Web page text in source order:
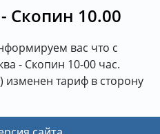
Скопин 10.00
вас что с
- Скопин 10-00 час.
изменен тариф в сторону